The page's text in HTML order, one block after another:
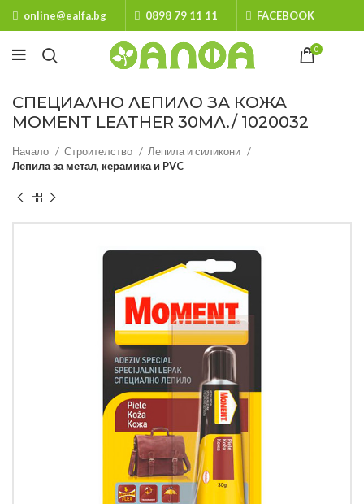
online@ealfa.bg 0898 79 11 11 FACEBOOK
0
СПЕЦИАЛНО ЛЕПИЛО ЗА КОЖА
MOMENT LEATHER 30МЛ./ 1020032
Начало Строителство
Лепила и силикони
Лепила за метал, керамика и PVC